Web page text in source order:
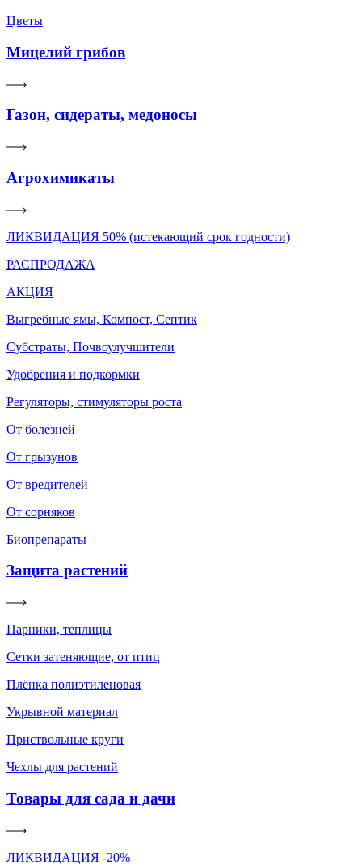
Цветы
Мицелий грибов
Газон, сидераты, медоносы
Агрохимикаты
ЛИКВИДАЦИЯ 50% (истекающий срок годности)
РАСПРОДАЖА
АКЦИЯ
Выгребные ямы, Компост, Септик
Субстраты, Почвоулучшители
Удобрения и подкормки
Регуляторы, стимуляторы роста
От болезней
От грызунов
От вредителей
От сорняков
Биопрепараты
Защита растений
Парники, теплицы
Сетки затеняющие, от птиц
Плёнка полиэтиленовая
Укрывной материал
Приствольные круги
Чехлы для растений
Товары для сада и дачи
ЛИКВИДАЦИЯ -20%